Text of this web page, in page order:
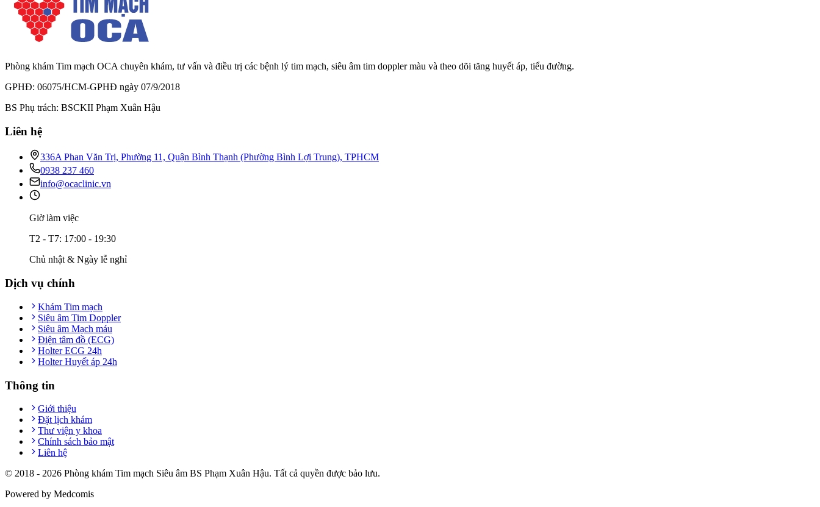
Phòng khám Tim mạch OCA chuyên khám, tư vấn và điều trị các bệnh lý tim mạch, siêu âm tim doppler màu và theo dõi tăng huyết áp, tiểu đường.
GPHĐ: 06075/HCM-GPHĐ ngày 07/9/2018
BS Phụ trách: BSCKII Phạm Xuân Hậu
Liên hệ
336A Phan Văn Trị, Phường 11, Quận Bình Thạnh (Phường Bình Lợi Trung), TPHCM
0938 237 460
info@ocaclinic.vn
Giờ làm việc
T2 - T7: 17:00 - 19:30
Chủ nhật & Ngày lễ nghỉ
Dịch vụ chính
Khám Tim mạch
Siêu âm Tim Doppler
Siêu âm Mạch máu
Điện tâm đồ (ECG)
Holter ECG 24h
Holter Huyết áp 24h
Thông tin
Giới thiệu
Đặt lịch khám
Thư viện y khoa
Chính sách bảo mật
Liên hệ
© 2018 - 2026 Phòng khám Tim mạch Siêu âm BS Phạm Xuân Hậu. Tất cả quyền được bảo lưu.
Powered by Medcomis